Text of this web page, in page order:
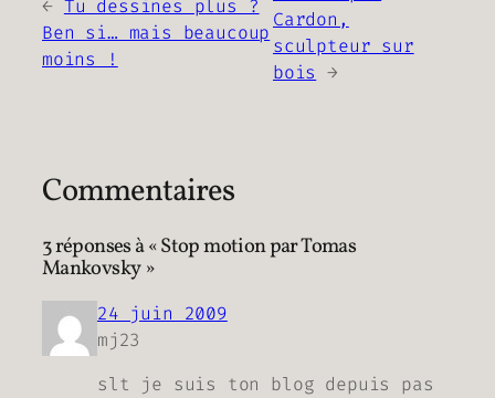
← Tu dessines plus ?
Ben si… mais beaucoup
moins !
Cardon,
sculpteur sur
bois →
Commentaires
3 réponses à « Stop motion par Tomas
Mankovsky »
24 juin 2009
mj23
slt je suis ton blog depuis pas